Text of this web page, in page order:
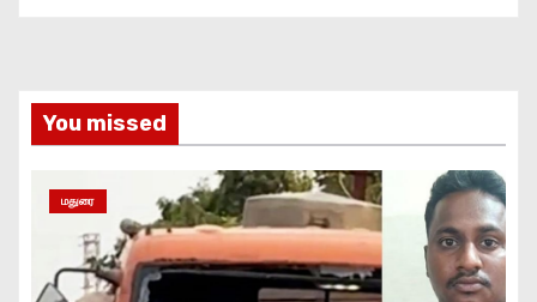
You missed
மதுரை